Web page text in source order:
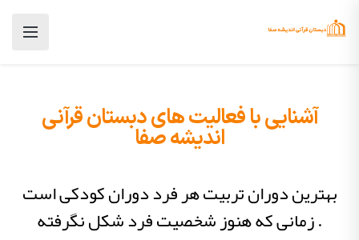
آشنایی با فعالیت های دبستان قرآنی
اندیشه صفا
بهترین دوران تربیت هر فرد دوران کودکی است
. زمانی که هنوز شخصیت فرد شکل نگرفته